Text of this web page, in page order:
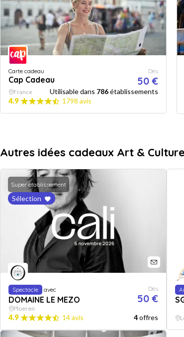
Carte cadeau
Cap Cadeau
Dès
50 €
France Utilisable dans 786établissements
4.9
1798 avis
Autres idées cadeaux Art &
Super établissement
Sélection
Spectacle avec
DOMAINE LE MEZO
Dès
50 €
Ploeren
4.9 14 avis 4offres